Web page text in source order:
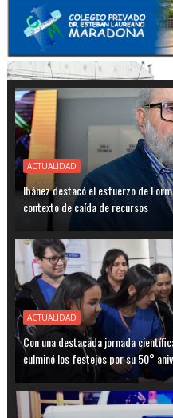
ACTUALIDAD
Ibáñez destacó el esfuerzo de
contexto de caída de recursos
ACTUALIDAD
Con una destacada jornada
culminó los festejos por su 50°